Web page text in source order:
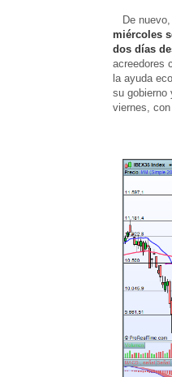
De nuevo,
miércoles
dos días
acreedores
la ayuda
su gobierno
viernes,